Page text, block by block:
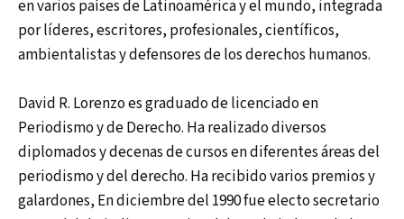
en varios países de Latinoamérica y el mundo, integrada
por líderes, escritores, profesionales, científicos,
ambientalistas y defensores de los derechos humanos.
David R. Lorenzo es graduado de licenciado en
Periodismo y de Derecho. Ha realizado diversos
diplomados y decenas de cursos en diferentes áreas del
periodismo y del derecho. Ha recibido varios premios y
galardones, En diciembre del 1990 fue electo secretario